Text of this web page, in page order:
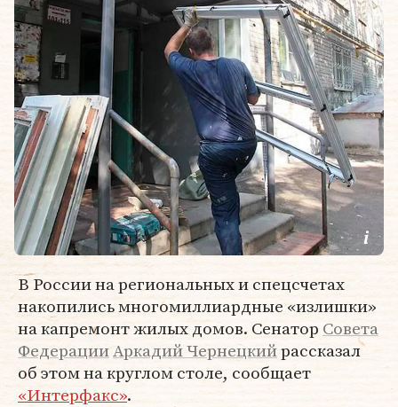
В России на региональных и спецсчетах
накопились многомиллиардные «излишки»
на капремонт жилых домов. Сенатор Совета
ФедерацииАркадий Чернецкийрассказал
об этом на круглом столе, сообщает
«Интерфакс».